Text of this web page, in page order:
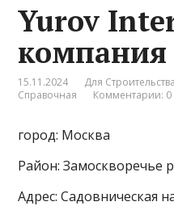
Yurov
компания
15.11.2024 Для
Справочная
Комментарии: 0
город: Москва
Район: Замоскворечье
Адрес: Садовническая